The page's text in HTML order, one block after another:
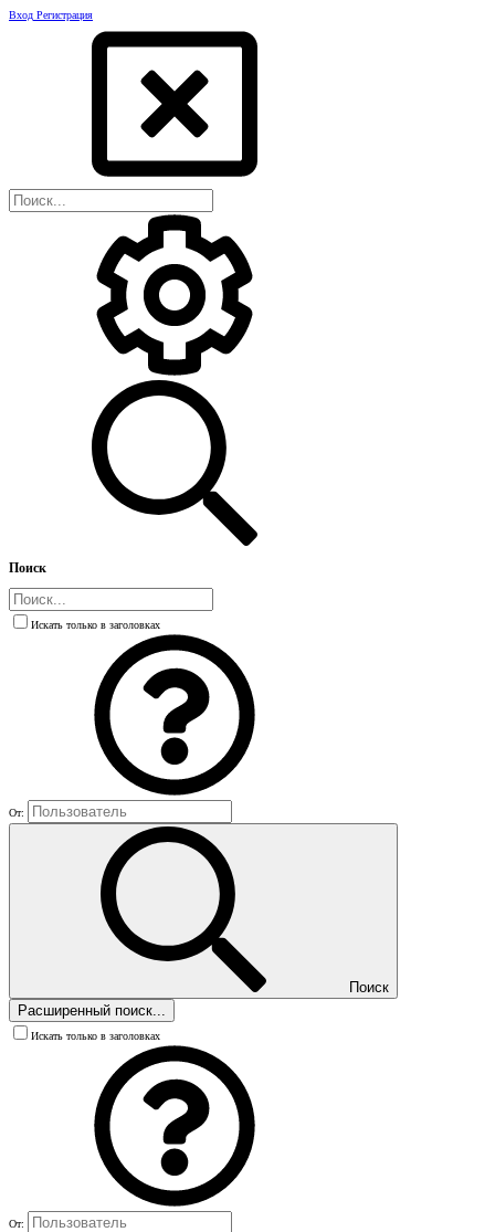
Вход Регистрация
Поиск
Искать только в заголовках
От:
Поиск
Расширенный поиск...
Искать только в заголовках
От: